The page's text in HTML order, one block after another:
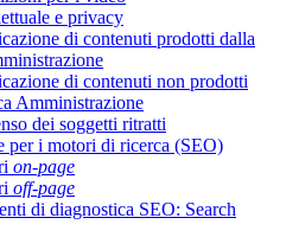
e privacy
di contenuti prodotti dalla
di contenuti non prodotti
Amministrazione
dei soggetti ritratti
per i motori di ricerca (SEO)
on-page
off-page
di diagnostica SEO: Search